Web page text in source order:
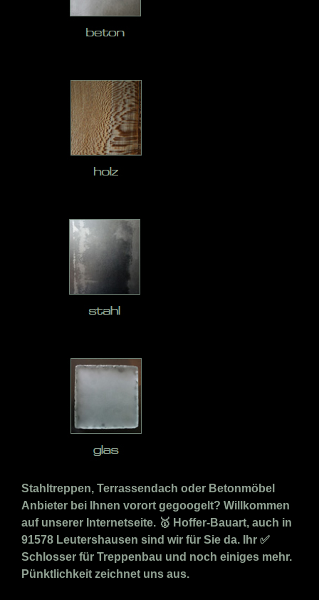
Stahltreppen, Terrassendach oder Betonmöbel
Anbieter bei Ihnen vorort gegoogelt? Willkommen
auf unserer Internetseite. 🥇 Hoffer-Bauart, auch in
91578 Leutershausen sind wir für Sie da. Ihr ✅
Schlosser für Treppenbau und noch einiges mehr.
Pünktlichkeit zeichnet uns aus.